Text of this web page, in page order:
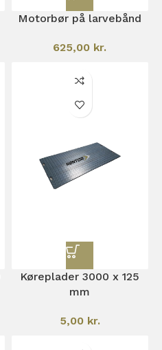
Motorbør på larvebånd
625,00 kr.
Køreplader 3000 x 125
mm
5,00 kr.